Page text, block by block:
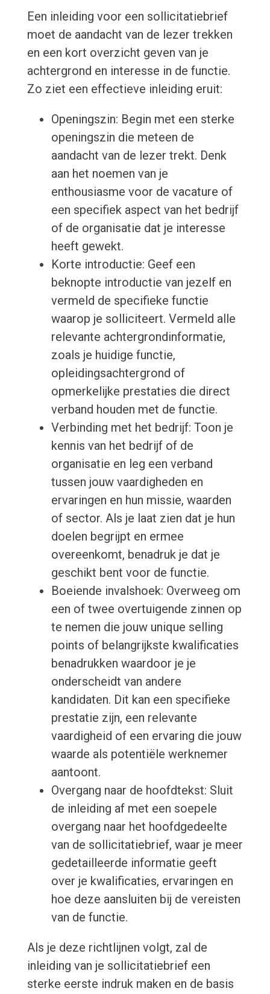
Een inleiding voor een sollicitatiebrief
moet de aandacht van de lezer trekken
en een kort overzicht geven van je
achtergrond en interesse in de functie.
Zo ziet een effectieve inleiding eruit:
Openingszin: Begin met een sterke
openingszin die meteen de
aandacht van de lezer trekt. Denk
aan het noemen van je
enthousiasme voor de vacature of
een specifiek aspect van het bedrijf
of de organisatie dat je interesse
heeft gewekt.
Korte introductie: Geef een
beknopte introductie van jezelf en
vermeld de specifieke functie
waarop je solliciteert. Vermeld alle
relevante achtergrondinformatie,
zoals je huidige functie,
opleidingsachtergrond of
opmerkelijke prestaties die direct
verband houden met de functie.
Verbinding met het bedrijf: Toon je
kennis van het bedrijf of de
organisatie en leg een verband
tussen jouw vaardigheden en
ervaringen en hun missie, waarden
of sector. Als je laat zien dat je hun
doelen begrijpt en ermee
overeenkomt, benadruk je dat je
geschikt bent voor de functie.
Boeiende invalshoek: Overweeg om
een of twee overtuigende zinnen op
te nemen die jouw unique selling
points of belangrijkste kwalificaties
benadrukken waardoor je je
onderscheidt van andere
kandidaten. Dit kan een specifieke
prestatie zijn, een relevante
vaardigheid of een ervaring die jouw
waarde als potentiële werknemer
aantoont.
Overgang naar de hoofdtekst: Sluit
de inleiding af met een soepele
overgang naar het hoofdgedeelte
van de sollicitatiebrief, waar je meer
gedetailleerde informatie geeft
over je kwalificaties, ervaringen en
hoe deze aansluiten bij de vereisten
van de functie.
Als je deze richtlijnen volgt, zal de
inleiding van je sollicitatiebrief een
sterke eerste indruk maken en de basis